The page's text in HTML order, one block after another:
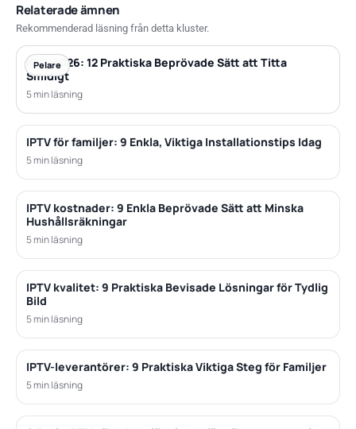
Relaterade ämnen
Rekommenderad läsning från detta kluster.
Pelare
IPTV 2026: 12 Praktiska Beprövade Sätt att Titta
Smidigt
5 min läsning
IPTV för familjer: 9 Enkla, Viktiga Installationstips Idag
5 min läsning
IPTV kostnader: 9 Enkla Beprövade Sätt att Minska
Hushållsräkningar
5 min läsning
IPTV kvalitet: 9 Praktiska Bevisade Lösningar för Tydlig
Bild
5 min läsning
IPTV-leverantörer: 9 Praktiska Viktiga Steg för Familjer
5 min läsning